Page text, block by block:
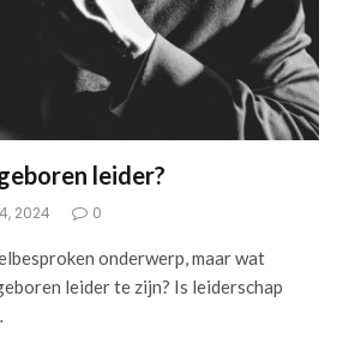
leider?
2024 0
onderwerp, maar wat
leider te zijn? Is leiderschap